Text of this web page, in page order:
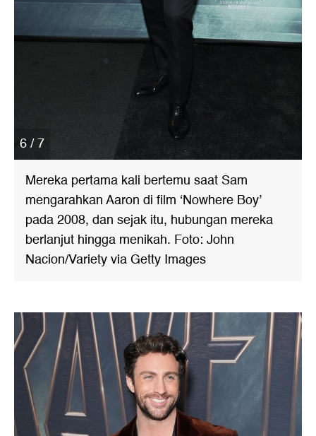
6 / 7
Mereka pertama kali bertemu saat Sam
mengarahkan Aaron di film ‘Nowhere Boy’
pada 2008, dan sejak itu, hubungan mereka
berlanjut hingga menikah. Foto: John
Nacion/Variety via Getty Images